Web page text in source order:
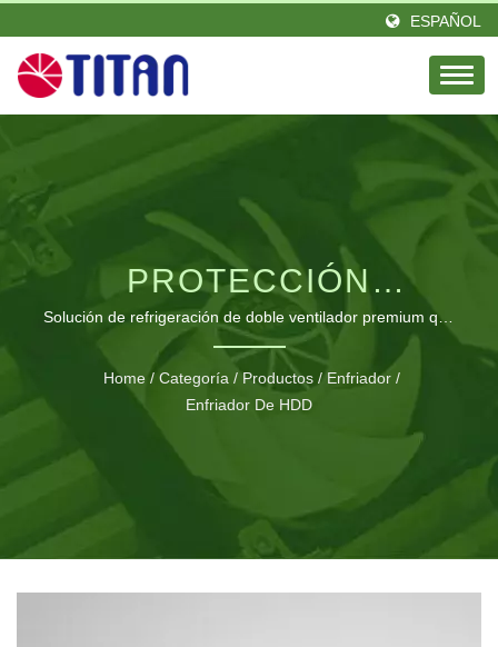
ESPAÑOL
PROTECCIÓN
TÉRMICA AVANZADA
PARA
ALMACENAMIENTO DE
DATOS CRÍTICOS
Solución de refrigeración de doble ventilador premium que
protege tus valiosos datos mientras extiende la vida útil del
disco duro
Home / Categoría / Productos / Enfriador /
Enfriador De HDD